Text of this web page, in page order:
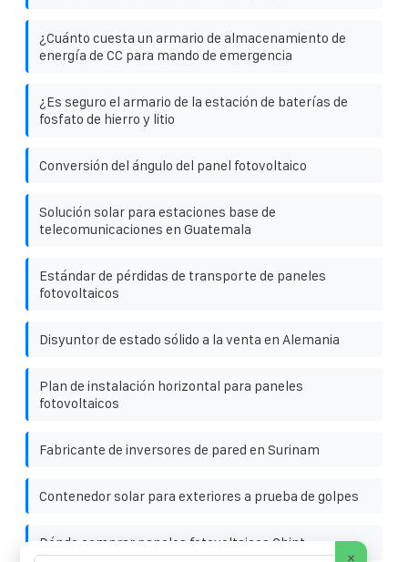
¿Cuánto cuesta un armario de almacenamiento de
energía de CC para mando de emergencia
¿Es seguro el armario de la estación de baterías de
fosfato de hierro y litio
Conversión del ángulo del panel fotovoltaico
Solución solar para estaciones base de
telecomunicaciones en Guatemala
Estándar de pérdidas de transporte de paneles
fotovoltaicos
Disyuntor de estado sólido a la venta en Alemania
Plan de instalación horizontal para paneles
fotovoltaicos
Fabricante de inversores de pared en Surinam
Contenedor solar para exteriores a prueba de golpes
Dónde comprar paneles fotovoltaicos Chint
×